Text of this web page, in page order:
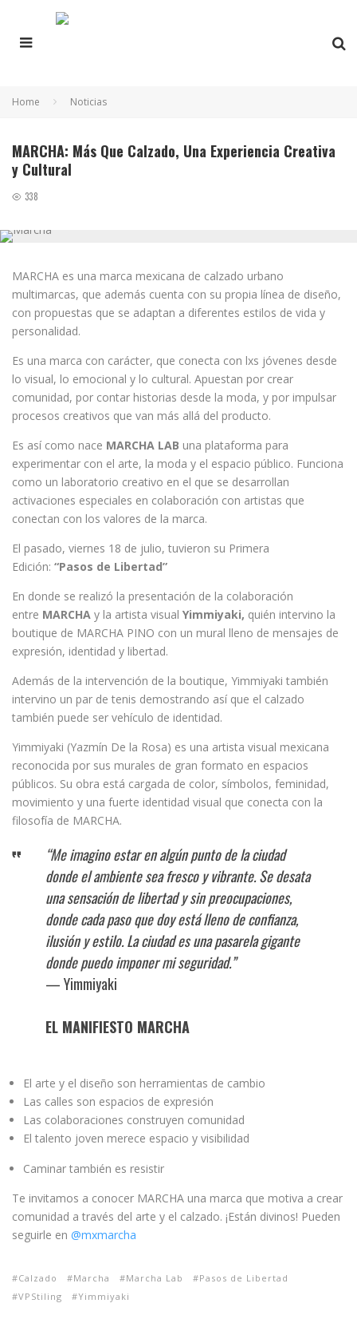
Home Noticias
MARCHA: Más Que Calzado, Una Experiencia Creativa
y Cultural
338
MARCHA es una marca mexicana de calzado urbano
multimarcas, que además cuenta con su propia línea de diseño,
con propuestas que se adaptan a diferentes estilos de vida y
personalidad.
Es una marca con carácter, que conecta con lxs jóvenes desde
lo visual, lo emocional y lo cultural. Apuestan por crear
comunidad, por contar historias desde la moda, y por impulsar
procesos creativos que van más allá del producto.
Es así como nace MARCHA LAB una plataforma para
experimentar con el arte, la moda y el espacio público. Funciona
como un laboratorio creativo en el que se desarrollan
activaciones especiales en colaboración con artistas que
conectan con los valores de la marca.
El pasado, viernes 18 de julio, tuvieron su Primera
Edición: “Pasos de Libertad”
En donde se realizó la presentación de la colaboración
entre MARCHA y la artista visual Yimmiyaki, quién intervino la
boutique de MARCHA PINO con un mural lleno de mensajes de
expresión, identidad y libertad.
Además de la intervención de la boutique, Yimmiyaki también
intervino un par de tenis demostrando así que el calzado
también puede ser vehículo de identidad.
Yimmiyaki (Yazmín De la Rosa) es una artista visual mexicana
reconocida por sus murales de gran formato en espacios
públicos. Su obra está cargada de color, símbolos, feminidad,
movimiento y una fuerte identidad visual que conecta con la
filosofía de MARCHA.
“Me imagino estar en algún punto de la ciudad
donde el ambiente sea fresco y vibrante. Se desata
una sensación de libertad y sin preocupaciones,
donde cada paso que doy está lleno de confianza,
ilusión y estilo. La ciudad es una pasarela gigante
donde puedo imponer mi seguridad.”
— Yimmiyaki
EL MANIFIESTO MARCHA
El arte y el diseño son herramientas de cambio
Las calles son espacios de expresión
Las colaboraciones construyen comunidad
El talento joven merece espacio y visibilidad
Caminar también es resistir
Te invitamos a conocer MARCHA una marca que motiva a crear
comunidad a través del arte y el calzado. ¡Están divinos! Pueden
seguirle en @mxmarcha
Calzado Marcha Marcha Lab
Pasos de Libertad
VPStiling
Yimmiyaki